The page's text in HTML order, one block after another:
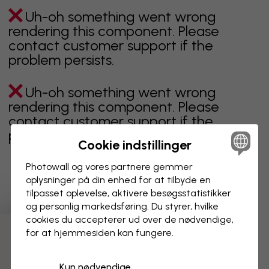
Uh-oh something went wrong
rendering this component. Please
contact customer support if the
problem persists.
Uh-oh something went wrong
rendering this component. Please
contact customer support if the
problem persists.
Viser side 1 af 2 sider
Opdag flere kategorier
Cookie indstillinger
Photowall og vores partnere gemmer
oplysninger på din enhed for at tilbyde en
tilpasset oplevelse, aktivere besøgs­statistikker
og personlig markedsføring. Du styrer, hvilke
cookies du accepterer ud over de nødvendige,
for at hjemmesiden kan fungere.